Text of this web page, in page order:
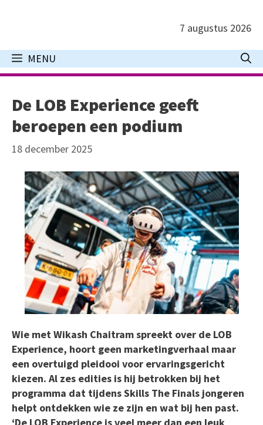
inhoud
7 augustus 2026
MENU
De LOB Experience geeft
beroepen een podium
18 december 2025
Wie met Wikash Chaitram spreekt over de LOB
Experience, hoort geen marketingverhaal maar
een overtuigd pleidooi voor ervaringsgericht
kiezen. Al zes edities is hij betrokken bij het
programma dat tijdens Skills The Finals jongeren
helpt ontdekken wie ze zijn en wat bij hen past.